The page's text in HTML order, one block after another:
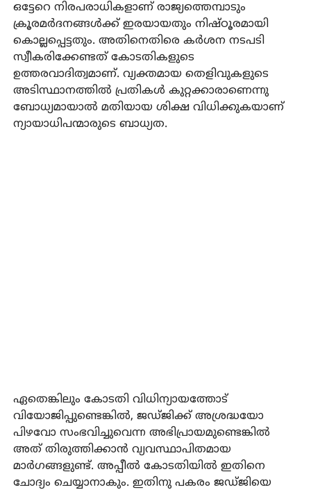
ഒട്ടേറെ നിരപരാധികളാണ് രാജ്യത്തെമ്പാടും
ക്രൂരമര്‍ദനങ്ങള്‍ക്ക് ഇരയായതും നിഷ്ഠൂരമായി
കൊല്ലപ്പെട്ടതും. അതിനെതിരെ കര്‍ശന നടപടി
സ്വീകരിക്കേണ്ടത് കോടതികളുടെ
ഉത്തരവാദിത്വമാണ്. വ്യക്തമായ തെളിവുകളുടെ
അടിസ്ഥാനത്തില്‍ പ്രതികള്‍ കുറ്റക്കാരാണെന്നു
ബോധ്യമായാല്‍ മതിയായ ശിക്ഷ വിധിക്കുകയാണ്
ന്യായാധിപന്മാരുടെ ബാധ്യത.
ഏതെങ്കിലും കോടതി വിധിന്യായത്തോട്
വിയോജിപ്പുണ്ടെങ്കില്‍, ജഡ്ജിക്ക് അശ്രദ്ധയോ
പിഴവോ സംഭവിച്ചുവെന്ന അഭിപ്രായമുണ്ടെങ്കില്‍
അത് തിരുത്തിക്കാന്‍ വ്യവസ്ഥാപിതമായ
മാര്‍ഗങ്ങളുണ്ട്. അപ്പീല്‍ കോടതിയില്‍ ഇതിനെ
ചോദ്യം ചെയ്യാനാകും. ഇതിനു പകരം ജഡ്ജിയെ